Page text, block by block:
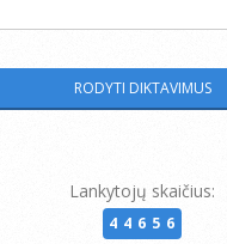
Lankytojų skaičius:
44656